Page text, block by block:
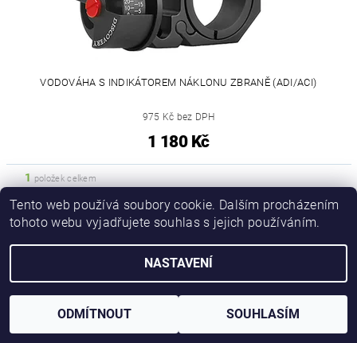
VODOVÁHA S INDIKÁTOREM NÁKLONU ZBRANĚ (ADI/ACI)
975 Kč bez DPH
1 180 Kč
1 položek celkem
Tento web používá soubory cookie. Dalším procházením
tohoto webu vyjadřujete souhlas s jejich používáním.
NASTAVENÍ
ODMÍTNOUT SOUHLASÍM